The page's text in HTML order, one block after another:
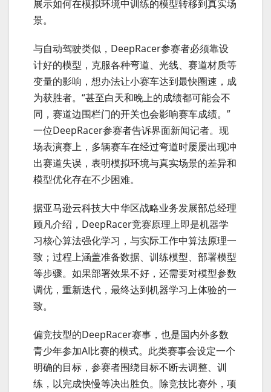
展示如何在模拟环境中训练的模型转移到真实场
景。
与自动驾驶类似，DeepRacer参赛者必须靠设
计好的模型，克服各种弯道、光线、赛道材质等
变量的影响，想办法让小赛车达到最快圈速，成
为获胜者。“甚至白天和晚上的成绩都可能会不
同，赛道边围栏门的开关也会影响赛车成绩。”
一位DeepRacer参赛者告诉界面新闻记者。现
场表演赛上，多辆赛车在经过弯道时屡屡出现冲
出赛道失误，表明模拟环境与真实场景的差异和
模型优化存在不少困难。
据亚马逊云科技大中华区战略业务发展部总经理
顾凡介绍，DeepRacer竞赛原理上即是机器学
习核心算法强化学习，与实际工作中算法原理一
致；过程上涵盖准备数据、训练模型、部署模型
等步骤。如果部署效果不好，还需要对模型参数
调优，重新迭代，最终达到机器学习上体验的一
致。
偏竞技型的DeepRacer赛事，也是国内外多数
青少年参加AI比赛的模式。此类赛事会设定一个
明确的目标，参赛者围绕目标不断去调整、训
练，以完成快慢等决出胜负。除竞技比赛外，项